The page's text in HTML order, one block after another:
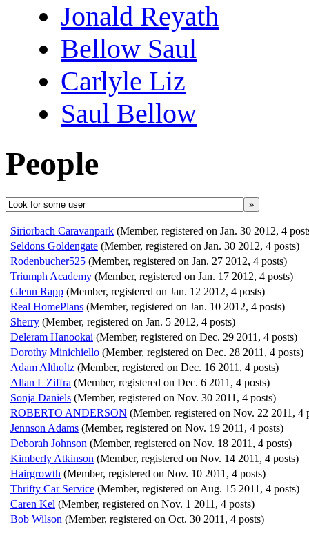
Jonald Reyath
Bellow Saul
Carlyle Liz
Saul Bellow
People
»
Siriorbach Caravanpark (Member, registered on Jan. 30 2012, 4
Seldons Goldengate (Member, registered on Jan. 30 2012, 4 posts)
Rodenbucher525 (Member, registered on Jan. 27 2012, 4 posts)
Triumph Academy (Member, registered on Jan. 17 2012, 4 posts)
Glenn Rapp (Member, registered on Jan. 12 2012, 4 posts)
Real HomePlans (Member, registered on Jan. 10 2012, 4 posts)
Sherry (Member, registered on Jan. 5 2012, 4 posts)
Deleram Hanookai (Member, registered on Dec. 29 2011, 4 posts)
Dorothy Minichiello (Member, registered on Dec. 28 2011, 4 posts)
Adam Altholtz (Member, registered on Dec. 16 2011, 4 posts)
Allan L Ziffra (Member, registered on Dec. 6 2011, 4 posts)
Sonja Daniels (Member, registered on Nov. 30 2011, 4 posts)
ROBERTO ANDERSON (Member, registered on Nov. 22 2011, 4
Jennson Adams (Member, registered on Nov. 19 2011, 4 posts)
Deborah Johnson (Member, registered on Nov. 18 2011, 4 posts)
Kimberly Atkinson (Member, registered on Nov. 14 2011, 4 posts)
Hairgrowth (Member, registered on Nov. 10 2011, 4 posts)
Thrifty Car Service (Member, registered on Aug. 15 2011, 4 posts)
Caren Kel (Member, registered on Nov. 1 2011, 4 posts)
Bob Wilson (Member, registered on Oct. 30 2011, 4 posts)